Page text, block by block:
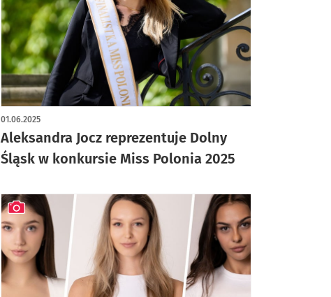
Aleksandra Jocz reprezentuje Dolny
Śląsk w konkursie Miss Polonia 2025
01.06.2025
artykuł z galerią zdjęć